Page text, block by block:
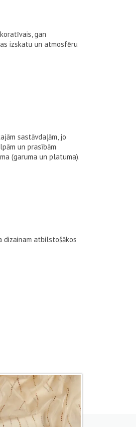
gan
izskatu un atmosfēru
sastāvdaļām, jo
un prasībām
(garuma un platuma).
dizainam atbilstošākos